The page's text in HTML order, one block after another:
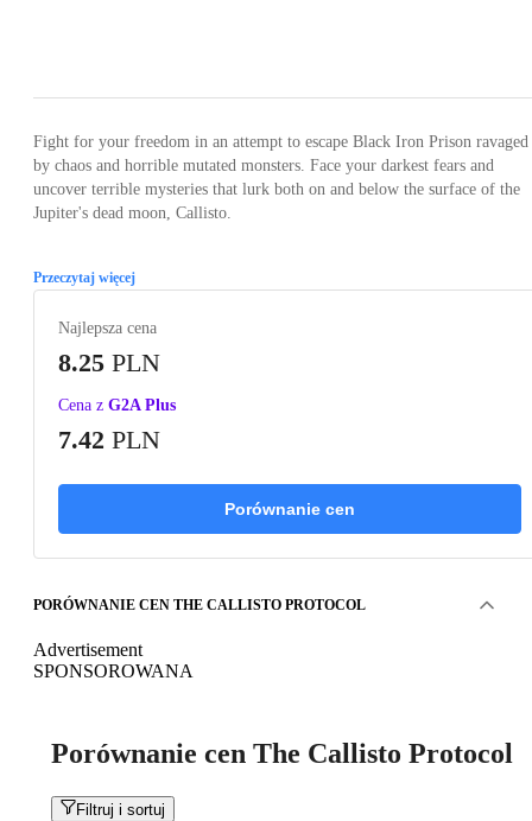
Fight for your freedom in an attempt to escape Black Iron Prison ravaged
by chaos and horrible mutated monsters. Face your darkest fears and
uncover terrible mysteries that lurk both on and below the surface of the
Jupiter's dead moon, Callisto.
Przeczytaj więcej
Najlepsza cena
8.25 PLN
Cena z G2A Plus
7.42 PLN
Porównanie cen
PORÓWNANIE CEN THE CALLISTO PROTOCOL
Advertisement
SPONSOROWANA
Porównanie cen The Callisto Protocol
Filtruj i sortuj